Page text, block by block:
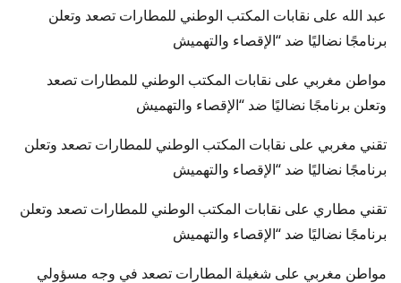
عبد الله على نقابات المكتب الوطني للمطارات تصعد وتعلن
برنامجًا نضاليًا ضد “الإقصاء والتهميش
مواطن مغربي على نقابات المكتب الوطني للمطارات تصعد
وتعلن برنامجًا نضاليًا ضد “الإقصاء والتهميش
تقني مغربي على نقابات المكتب الوطني للمطارات تصعد وتعلن
برنامجًا نضاليًا ضد “الإقصاء والتهميش
تقني مطاري على نقابات المكتب الوطني للمطارات تصعد وتعلن
برنامجًا نضاليًا ضد “الإقصاء والتهميش
مواطن مغربي على شغيلة المطارات تصعد في وجه مسؤولي